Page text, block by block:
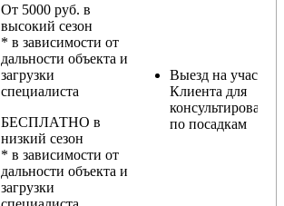
От 5000 руб. в
высокий сезон
* в зависимости от
дальности объекта и
загрузки
специалиста
БЕСПЛАТНО в
низкий сезон
* в зависимости от
дальности объекта и
загрузки
Выезд на участок
Клиента для
консультирования
по посадкам